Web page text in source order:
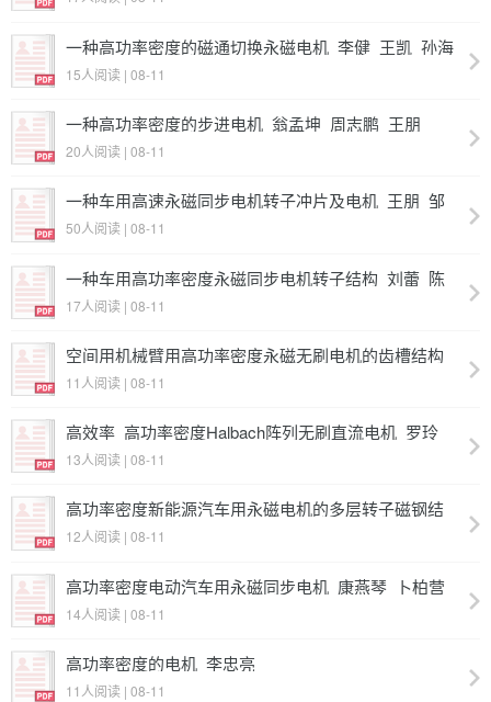
一种高功率密度的磁通切换永磁电机_李健_王凯_孙海
阳_陈曦_谈嘉莹
15人阅读 | 08-11
一种高功率密度的步进电机_翁孟坤_周志鹏_王朋
20人阅读 | 08-11
一种车用高速永磁同步电机转子冲片及电机_王朋_邹
文_徐帅_王昆_王宗浩
50人阅读 | 08-11
一种车用高功率密度永磁同步电机转子结构_刘蕾_陈
再好
17人阅读 | 08-11
空间用机械臂用高功率密度永磁无刷电机的齿槽结构_
尚静_邹继斌_胡建辉_王骞_赵猛_刘雪缘
11人阅读 | 08-11
高效率_高功率密度Halbach阵列无刷直流电机_罗玲_
薛利昆_谷妍_罗兵_张勇
13人阅读 | 08-11
高功率密度新能源汽车用永磁电机的多层转子磁钢结
构_陈天云_姚迎霞_杜雯_彭俏
12人阅读 | 08-11
高功率密度电动汽车用永磁同步电机_康燕琴_卜柏营_
司政勇_杨刺丽_吕印定
14人阅读 | 08-11
高功率密度的电机_李忠亮
11人阅读 | 08-11